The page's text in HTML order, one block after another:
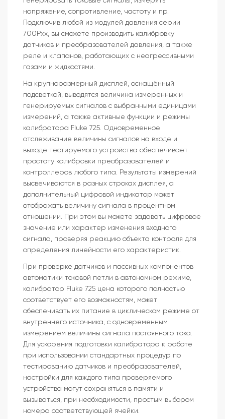
напряжение, сопротивление, частоту и пр.
Подключив любой из модулей давления серии
700Рхх, вы сможете производить калибровку
датчиков и преобразователей давления, а также
реле и клапанов, работающих с неагрессивными
газами и жидкостями.
На крупноразмерный дисплей, оснащённый
подсветкой, выводятся величина измеренных и
генерируемых сигналов с выбранными единицами
измерений, а также активные функции и режимы
калибратора Fluke 725. Одновременное
отслеживание величины сигналов на входе и
выходе тестируемого устройства обеспечивает
простоту калибровки преобразователей и
контроллеров любого типа. Результаты измерений
высвечиваются в разных строках дисплея, а
дополнительный цифровой индикатор может
отображать величину сигнала в процентном
отношении. При этом вы можете задавать цифровое
значение или характер изменения входного
сигнала, проверяя реакцию объекта контроля для
определения линейности его характеристик.
При проверке датчиков и пассивных компонентов
автоматики токовой петли в автономном режиме,
калибратор Fluke 725 цена которого полностью
соответствует его возможностям, может
обеспечивать их питание в циклическом режиме от
внутреннего источника, с одновременным
измерением величины сигнала постоянного тока.
Для ускорения подготовки калибратора к работе
при использовании стандартных процедур по
тестированию датчиков и преобразователей,
настройки для каждого типа проверяемого
устройства могут сохраняться в памяти и
вызываться, при необходимости, простым выбором
номера соответствующей ячейки.